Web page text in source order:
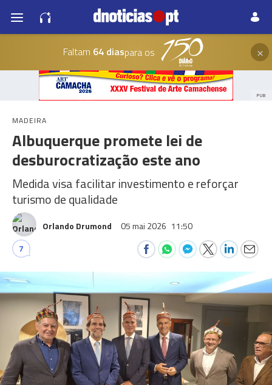
Faltam 64 diaspara os ×
PUB
MADEIRA
Albuquerque promete lei de
desburocratização este ano
Medida visa facilitar investimento e reforçar
turismo de qualidade
Orlando Drumond 05 mai 2026 11:50
7